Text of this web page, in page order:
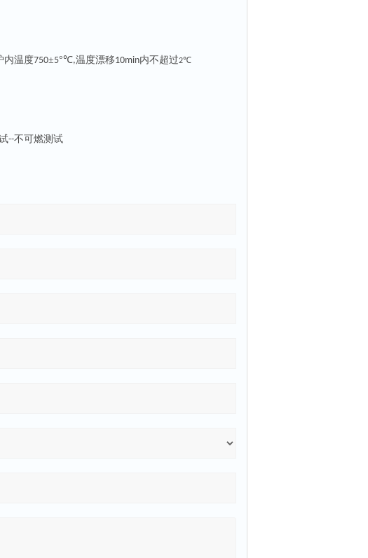
内温度750±5°℃,温度漂移10min内不超过2℃
--不可燃测试